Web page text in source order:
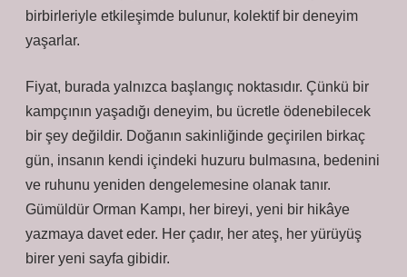
birbirleriyle etkileşimde bulunur, kolektif bir deneyim
yaşarlar.
Fiyat, burada yalnızca başlangıç noktasıdır. Çünkü bir
kampçının yaşadığı deneyim, bu ücretle ödenebilecek
bir şey değildir. Doğanın sakinliğinde geçirilen birkaç
gün, insanın kendi içindeki huzuru bulmasına, bedenini
ve ruhunu yeniden dengelemesine olanak tanır.
Gümüldür Orman Kampı, her bireyi, yeni bir hikâye
yazmaya davet eder. Her çadır, her ateş, her yürüyüş
birer yeni sayfa gibidir.